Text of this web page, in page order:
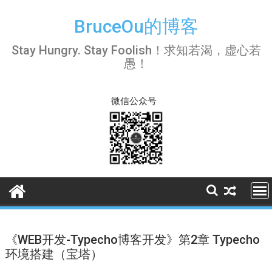
BruceOu的博客
Stay Hungry. Stay Foolish！求知若渴，虚心若
愚！
微信公众号
《WEB开发-Typecho博客开发》第2章 Typecho
环境搭建（宝塔）